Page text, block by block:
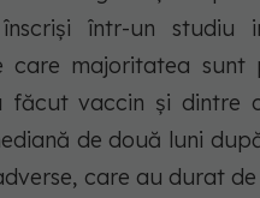
într-un studiu
majoritatea sunt
făcut vaccin și dintre
de două luni
care au durat